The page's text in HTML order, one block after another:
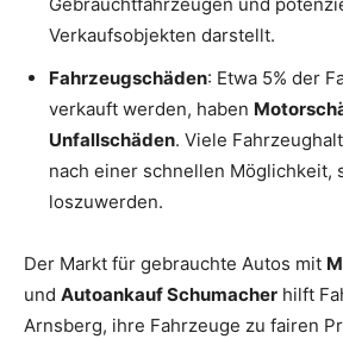
Verkaufsobjekten darstellt.
Fahrzeugschäden: Etwa 5% der
verkauft werden, haben
Unfallschäden. Viele
nach einer schnellen Möglichkeit,
loszuwerden.
Der Markt für gebrauchte Autos mit
und Autoankauf Schumacher hilft
Arnsberg, ihre Fahrzeuge zu fairen